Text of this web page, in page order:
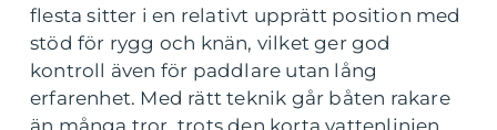
flesta sitter i en relativt upprätt position med
stöd för rygg och knän, vilket ger god
kontroll även för paddlare utan lång
erfarenhet. Med rätt teknik går båten rakare
än många tror, trots den korta vattenlinjen.